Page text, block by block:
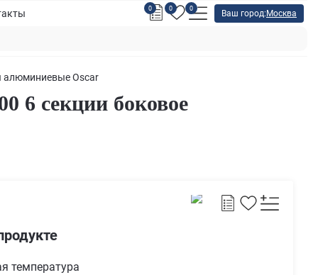
0 0 0
Ваш город: Москва
алюминиевые Oscar
6 секции боковое
температура